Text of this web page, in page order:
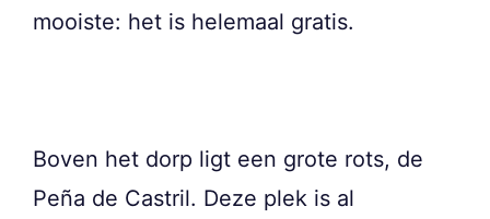
mooiste: het is helemaal gratis.
Boven het dorp ligt een grote rots, de
Peña de Castril. Deze plek is al